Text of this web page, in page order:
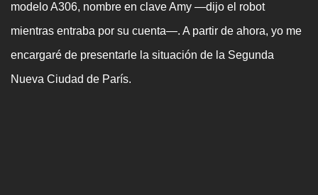
modelo A306, nombre en clave Amy —dijo el robot
mientras entraba por su cuenta—. A partir de ahora, yo me
encargaré de presentarle la situación de la Segunda
Nueva Ciudad de París.